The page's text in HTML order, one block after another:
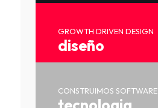
GROWTH DRIVEN DESIGN
diseño
CONSTRUIMOS SOFTWARE